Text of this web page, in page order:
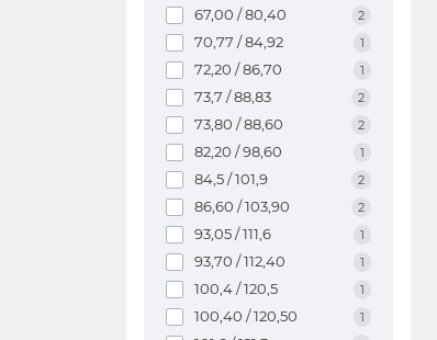
67,00 / 80,40 2
70,77 / 84,92 1
72,20 / 86,70 1
73,7 / 88,83 2
73,80 / 88,60 2
82,20 / 98,60 1
84,5 / 101,9 2
86,60 / 103,90 2
93,05 / 111,6 1
93,70 / 112,40 1
100,4 / 120,5 1
100,40 / 120,50 1